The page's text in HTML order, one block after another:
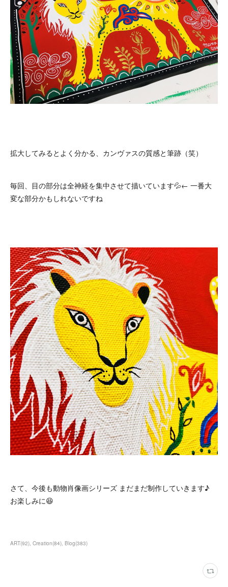
拡大してみるとよく分かる、カンヴァスの質感と筆跡（笑）
毎回、目の部分は全神経を集中させて描いています💦← 一番大
変な部分かもしれないですね
さて、今後も動物肖像画シリーズ まだまだ制作していきます♪
お楽しみに😆
ART(92) Creation(84) Blog(383)